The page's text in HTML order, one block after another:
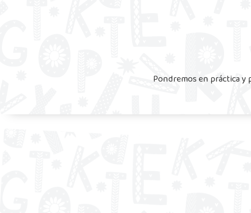
Pondremos en práctica y